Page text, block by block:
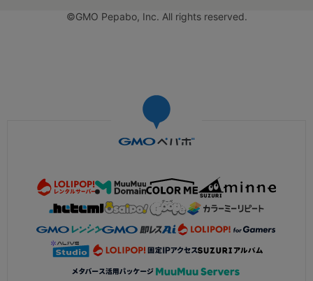
©GMO Pepabo, Inc. All rights reserved.